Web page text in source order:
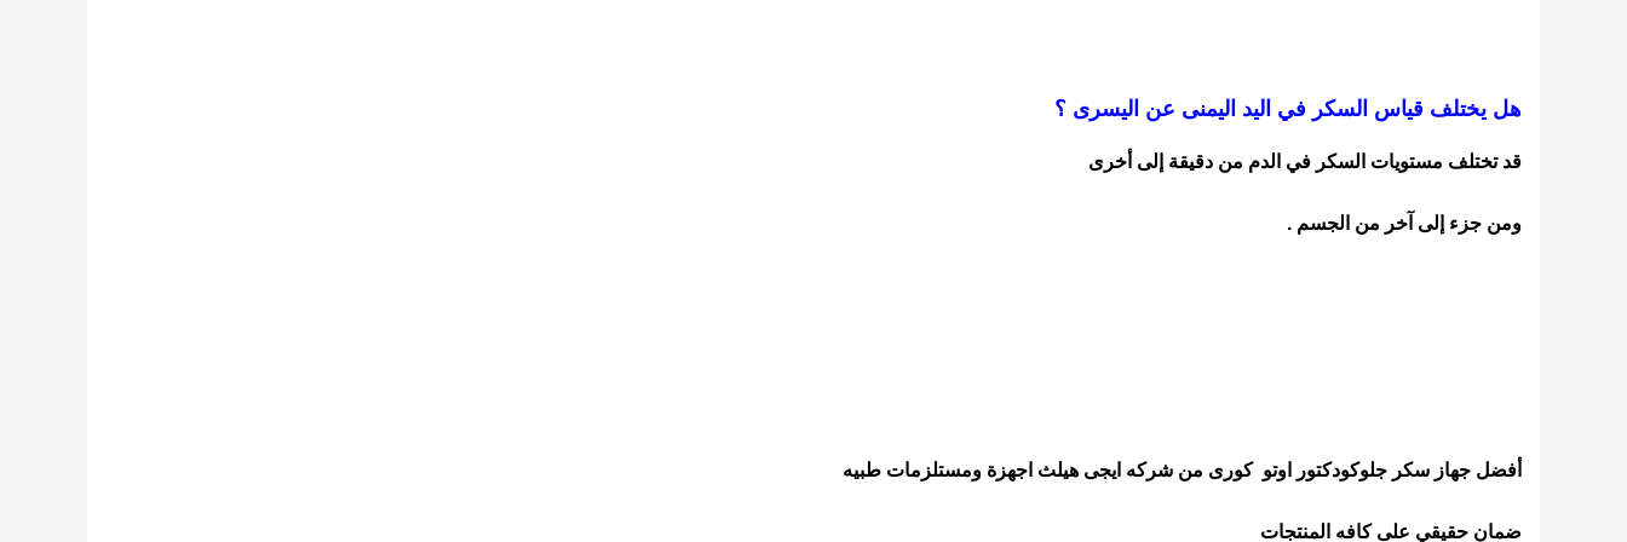
هل يختلف قياس السكر في اليد اليمنى عن اليسرى ؟
قد تختلف مستويات السكر في الدم من دقيقة إلى أخرى
ومن جزء إلى آخر من الجسم .
أفضل جهاز سكر جلوكودكتور اوتو كورى من شركه ايجى هيلث اجهزة ومستلزمات طبيه
ضمان حقيقي على كافه المنتجات